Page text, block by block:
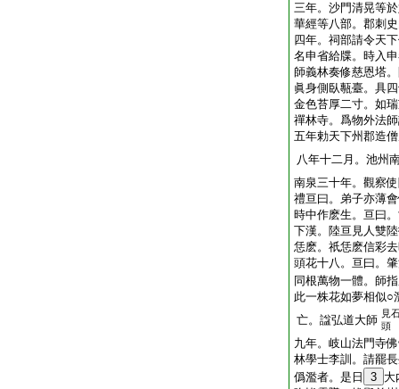
三年。沙門清晃等
華經等八部。郡刺
四年。祠部請令天
名申省給牒。時入
師義林奏修慈恩塔
眞身側臥甎臺。具
金色苔厚二寸。如
禪林寺。爲物外法
五年勅天下州郡造
八年十二月。池州
南泉三十年。觀察
禮亘曰。弟子亦薄
時中作麽生。亘曰
下漢。陸亘見人雙
恁麽。祇恁麽信彩
頭花十八。亘曰。
同根萬物一體。師
此一株花如夢相似○
亡。諡弘道大師 見
頭
九年。岐山法門寺
林學士李訓。請罷
僞濫者。是日
3 大